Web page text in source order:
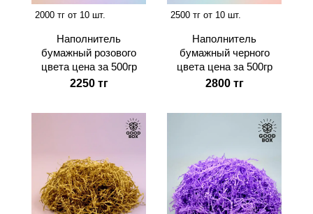
2000 тг от 10 шт.
Наполнитель
бумажный розового
цвета цена за 500гр
2250 тг
2500 тг от 10 шт.
Наполнитель
бумажный черного
цвета цена за 500гр
2800 тг